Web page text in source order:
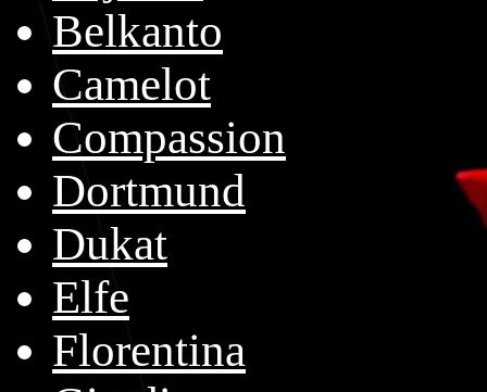
Belkanto
Camelot
Compassion
Dortmund
Dukat
Elfe
Florentina